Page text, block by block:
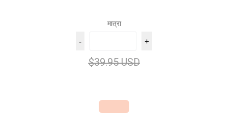
मात्रा
- +
$39.95 USD